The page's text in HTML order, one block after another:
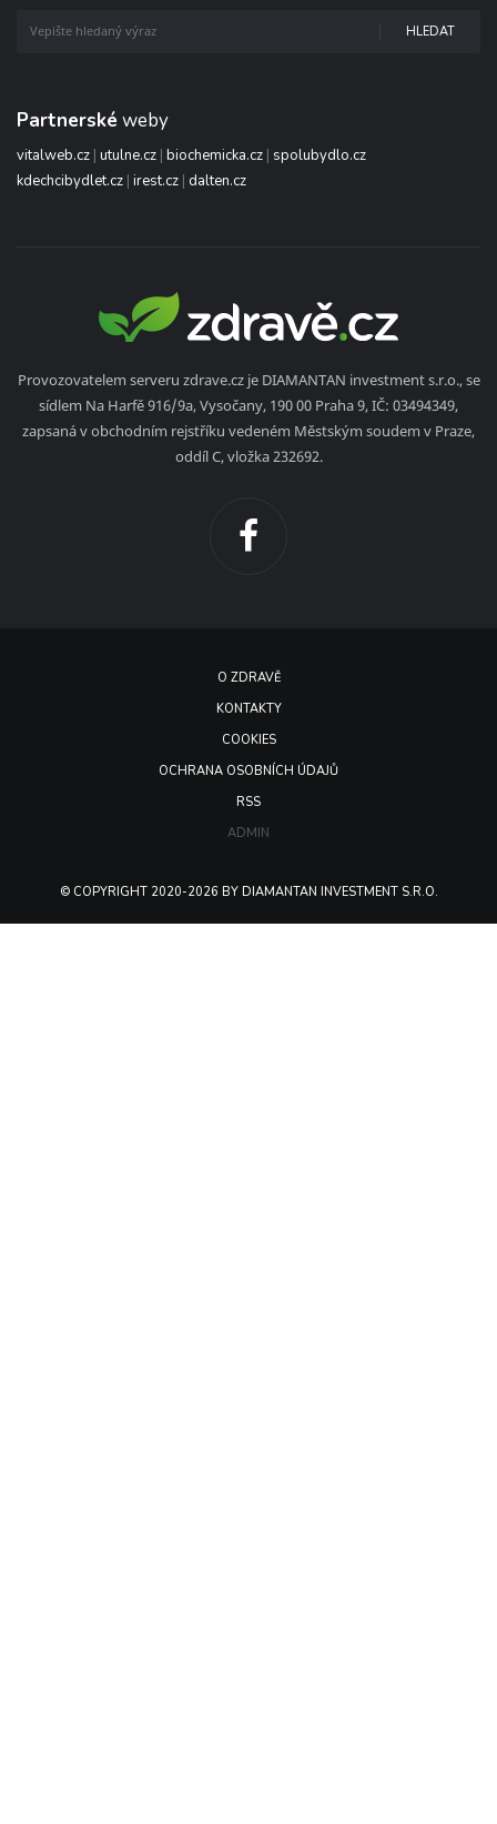
HLEDAT
Partnerské weby
vitalweb.cz | utulne.cz | biochemicka.cz | spolubydlo.cz
kdechcibydlet.cz | irest.cz | dalten.cz
Provozovatelem serveru zdrave.cz je DIAMANTAN investment s.r.o., se
sídlem Na Harfě 916/9a, Vysočany, 190 00 Praha 9, IČ: 03494349,
zapsaná v obchodním rejstříku vedeném Městským soudem v Praze,
oddíl C, vložka 232692.
O ZDRAVĚ
KONTAKTY
COOKIES
OCHRANA OSOBNÍCH ÚDAJŮ
RSS
ADMIN
© COPYRIGHT 2020-2026 BY DIAMANTAN INVESTMENT S.R.O.